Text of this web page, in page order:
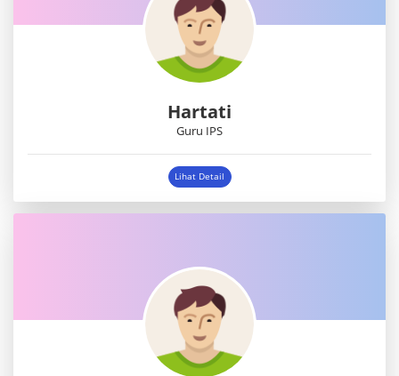
Hartati
Guru IPS
Lihat Detail